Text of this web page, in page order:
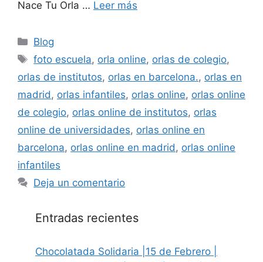
Nace Tu Orla … Leer más
Categorías
Blog
Etiquetas
foto escuela, orla online, orlas de colegio,
orlas de institutos, orlas en barcelona., orlas en
madrid , orlas infantiles, orlas online, orlas online
de colegio, orlas online de institutos, orlas
online de universidades, orlas online en
barcelona, orlas online en madrid , orlas online
infantiles
Deja un comentario
Entradas recientes
Chocolatada Solidaria |15 de Febrero |